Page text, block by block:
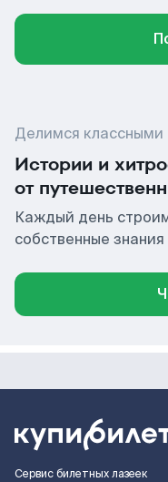
Делимся
Истории и
от
Каждый день
собственные
Сервис билетных лазеек